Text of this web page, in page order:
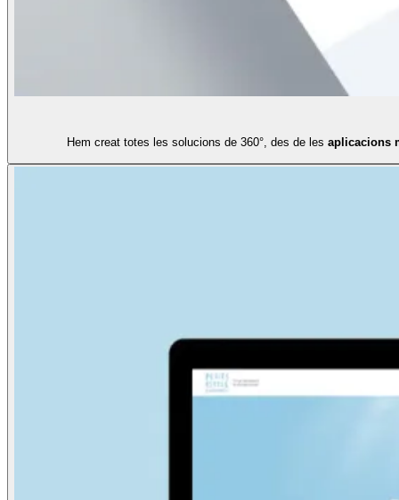
Hem creat totes les solucions de 360°, des de les aplicacions